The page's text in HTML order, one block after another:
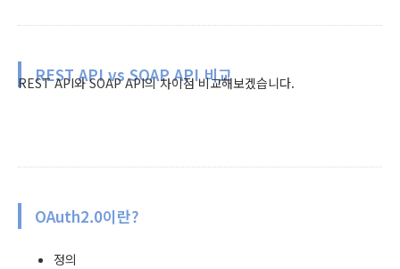
REST API vs SOAP API 비교
REST API와 SOAP API의 차이점 비교해보겠습니다.
OAuth2.0이란?
정의